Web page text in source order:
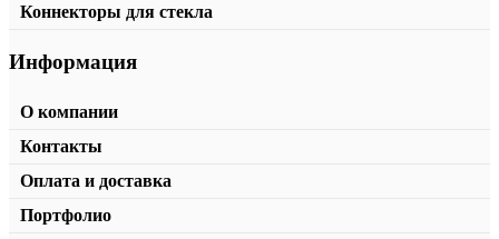
Коннекторы для стекла
Информация
О компании
Контакты
Оплата и доставка
Портфолио